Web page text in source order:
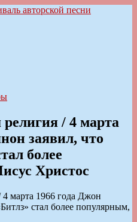
песни
/ 4 марта
заявил, что
более
Христос